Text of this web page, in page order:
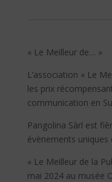
« Le Meilleur de… »
L’association « Le
les prix
communication en
Pangolina Sàrl est
évènements uniques
« Le Meilleur de la
mai 2024 au musée